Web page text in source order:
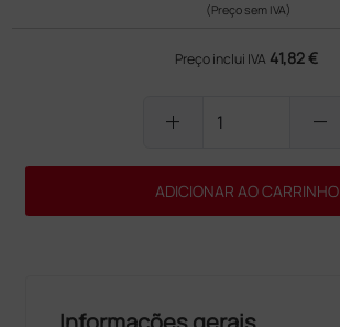
(Preço sem IVA)
Preço inclui IVA 41,82 €
add remove
ADICIONAR AO CARRINHO